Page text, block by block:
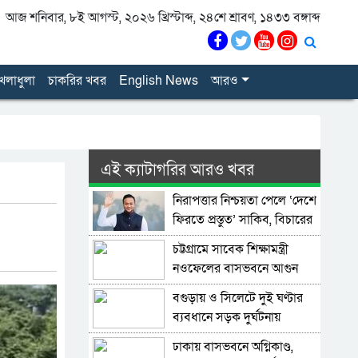
আজ শনিবার, ৮ই আগস্ট, ২০২৬ খ্রিস্টাব্দ, ২৪শে শ্রাবণ, ১৪৩৩ বঙ্গাব্দ
চাকরির খবর English News আরও
এই ক্যাটাগরির আরও খবর
নিরাপত্তার নিশ্চয়তা পেলে ‘দেশে
ফিরতে প্রস্তুত’ সাকিব, বিচারের
মুখোমুখি হতেও ভয় নেই
চট্টগ্রামে সাবেক শিক্ষামন্ত্রী
নওফেলের বাসভবনে আগুন
বগুড়ায় ও সিলেটে দুই ঘণ্টার
ব্যবধানে সড়ক দুর্ঘটনায়
শিশুসহ প্রাণ গেল ১৫ জনের
ঢাকায় বাসভবনে অগ্নিকাণ্ড,